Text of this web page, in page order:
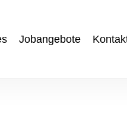
Jobangebote